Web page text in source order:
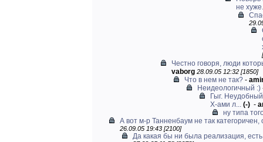
не хуже.
Честно говоря, люди
vaborg 28.09.05 12:32 [1850]
Что в нем не так? -
Неидеологичный :)
Гыг.
X-ами л... (-) -
ну типа
А вот м-р Танненбаум не так категоричен,
26.09.05 19:43 [2100]
Да какая бы ни была реализация,